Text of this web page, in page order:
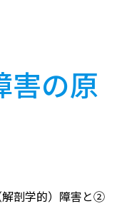
害の原
剖学的）障害と②